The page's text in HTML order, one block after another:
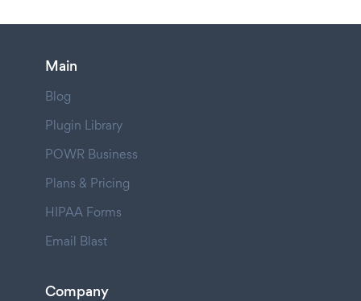
Main
Blog
Plugin Library
POWR Business
Plans & Pricing
HIPAA Forms
Email Blast
Company